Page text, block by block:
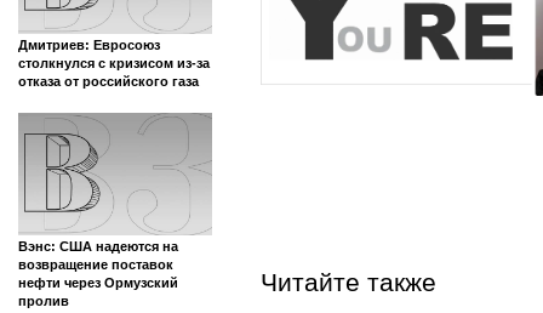
Дмитриев: Евросоюз
столкнулся с кризисом из-за
отказа от российского газа
Вэнс: США надеются на
возвращение поставок
нефти через Ормузский
пролив
Читайте также